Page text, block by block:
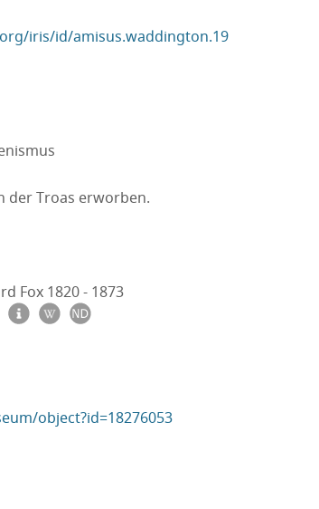
iris/id/amisus.waddington.19
der Troas erworben.
Fox 1820 - 1873
object?id=18276053